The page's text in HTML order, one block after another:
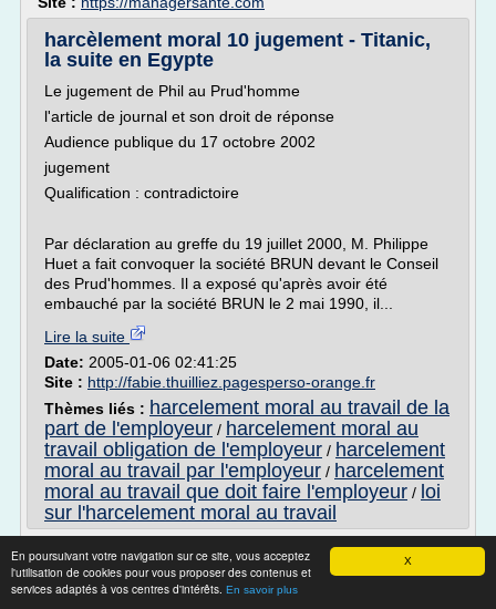
X
En poursuivant votre navigation sur ce site, vous acceptez
l'utilisation de cookies pour vous proposer des contenus et
services adaptés à vos centres d'intérêts. En savoir plus
harcèlement moral 10 jugement - Titanic,
la suite en Egypte
Le jugement de Phil au Prud'homme
l'article de journal et son droit de réponse
Audience publique du 17 octobre 2002
jugement
Qualification : contradictoire
Par déclaration au greffe du 19 juillet 2000, M. Philippe
Huet a fait convoquer la société BRUN devant le Conseil
des Prud'hommes. Il a exposé qu'après avoir été
embauché par la société BRUN le 2 mai 1990, il...
Lire la suite
Date: 2005-01-06 02:41:25
Site : http://fabie.thuilliez.pagesperso-orange.fr
Thèmes liés : harcelement moral au travail de la
part de l'employeur / harcelement moral au
travail obligation de l'employeur / harcelement
moral au travail par l'employeur / harcelement
moral au travail que doit faire l'employeur / loi
sur l'harcelement moral au travail
Lettre prise acte rupture contrat de travail
harcèlement
RECHERCHER